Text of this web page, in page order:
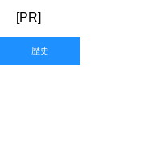
[PR]
歴史